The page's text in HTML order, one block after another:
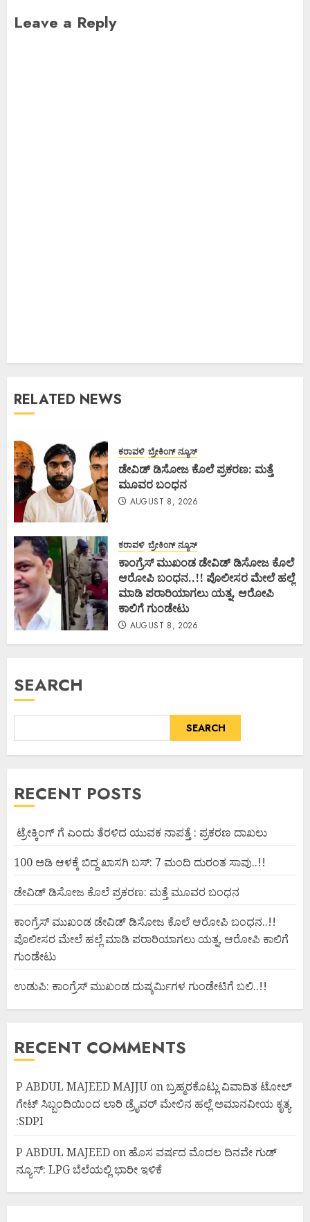
Leave a Reply
RELATED NEWS
ಕರಾವಳಿ ಬ್ರೇಕಿಂಗ್ ನ್ಯೂಸ್
ಡೇವಿಡ್ ಡಿಸೋಜ ಕೊಲೆ ಪ್ರಕರಣ: ಮತ್ತೆ
ಮೂವರ ಬಂಧನ
AUGUST 8, 2026
ಕರಾವಳಿ ಬ್ರೇಕಿಂಗ್ ನ್ಯೂಸ್
ಕಾಂಗ್ರೆಸ್ ಮುಖಂಡ ಡೇವಿಡ್ ಡಿಸೋಜ ಕೊಲೆ
ಆರೋಪಿ ಬಂಧನ..!! ಪೊಲೀಸರ ಮೇಲೆ ಹಲ್ಲೆ
ಮಾಡಿ ಪರಾರಿಯಾಗಲು ಯತ್ನ, ಆರೋಪಿ
ಕಾಲಿಗೆ ಗುಂಡೇಟು
AUGUST 8, 2026
SEARCH
SEARCH
RECENT POSTS
ಟ್ರೇಕ್ಕಿಂಗ್ ಗೆ ಎಂದು ತೆರಳಿದ ಯುವಕ ನಾಪತ್ತೆ : ಪ್ರಕರಣ ದಾಖಲು
100 ಅಡಿ ಆಳಕ್ಕೆ ಬಿದ್ದ ಖಾಸಗಿ ಬಸ್: 7 ಮಂದಿ ದುರಂತ ಸಾವು..!!
ಡೇವಿಡ್ ಡಿಸೋಜ ಕೊಲೆ ಪ್ರಕರಣ: ಮತ್ತೆ ಮೂವರ ಬಂಧನ
ಕಾಂಗ್ರೆಸ್ ಮುಖಂಡ ಡೇವಿಡ್ ಡಿಸೋಜ ಕೊಲೆ ಆರೋಪಿ ಬಂಧನ..!!
ಪೊಲೀಸರ ಮೇಲೆ ಹಲ್ಲೆ ಮಾಡಿ ಪರಾರಿಯಾಗಲು ಯತ್ನ, ಆರೋಪಿ ಕಾಲಿಗೆ
ಗುಂಡೇಟು
ಉಡುಪಿ: ಕಾಂಗ್ರೆಸ್ ಮುಖಂಡ ದುಷ್ಕರ್ಮಿಗಳ ಗುಂಡೇಟಿಗೆ ಬಲಿ..!!
RECENT COMMENTS
P ABDUL MAJEED MAJJU onಬ್ರಹ್ಮರಕೊಟ್ಲು ವಿವಾದಿತ ಟೋಲ್
ಗೇಟ್ ಸಿಬ್ಬಂದಿಯಿಂದ ಲಾರಿ ಡ್ರೈವರ್ ಮೇಲಿನ ಹಲ್ಲೆ ಅಮಾನವೀಯ ಕೃತ್ಯ
:SDPI
P ABDUL MAJEED on ಹೊಸ ವರ್ಷದ ಮೊದಲ ದಿನವೇ ಗುಡ್
ನ್ಯೂಸ್: LPG ಬೆಲೆಯಲ್ಲಿ ಭಾರೀ ಇಳಿಕೆ